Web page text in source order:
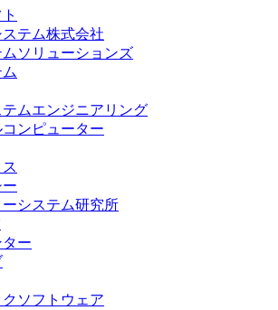
テム株式会社
ムソリューションズ
ムエンジニアリング
ンピューター
システム研究所
ー
クソフトウェア